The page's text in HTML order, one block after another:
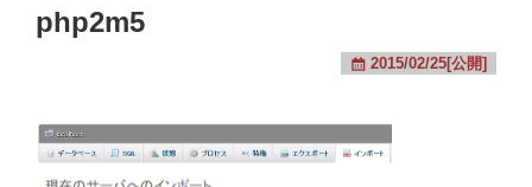
php2m5
2015/02/25[公開]